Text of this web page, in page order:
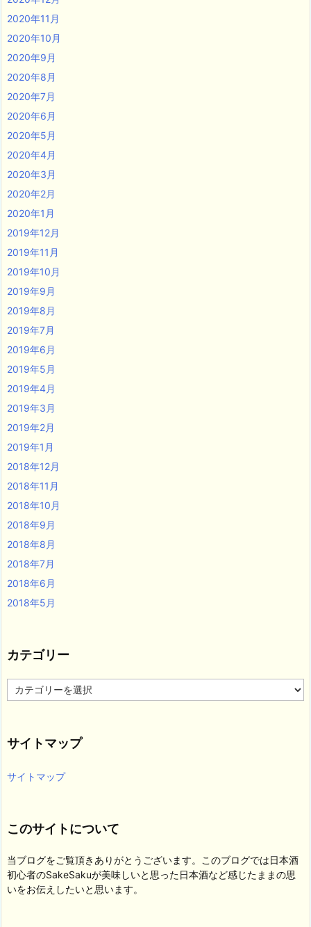
2020年11月
2020年10月
2020年9月
2020年8月
2020年7月
2020年6月
2020年5月
2020年4月
2020年3月
2020年2月
2020年1月
2019年12月
2019年11月
2019年10月
2019年9月
2019年8月
2019年7月
2019年6月
2019年5月
2019年4月
2019年3月
2019年2月
2019年1月
2018年12月
2018年11月
2018年10月
2018年9月
2018年8月
2018年7月
2018年6月
2018年5月
カテゴリー
テ
ー
サイトマップ
サイトマップ
このサイトについて
当ブログをご覧頂きありがとうございます。このブログでは日本酒
初心者のSakeSakuが美味しいと思った日本酒など感じたままの思
いをお伝えしたいと思います。